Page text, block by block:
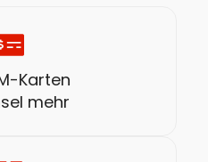
Karten
mehr